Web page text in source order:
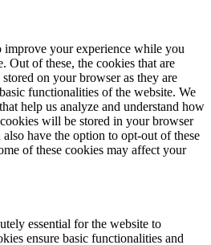
improve your experience while you
Out of these, the cookies that are
stored on your browser as they are
functionalities of the website. We
help us analyze and understand how
will be stored in your browser
have the option to opt-out of these
of these cookies may affect your
essential for the website to
ensure basic functionalities and